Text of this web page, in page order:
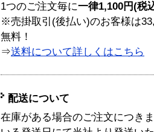
1つのご注文毎に一律1,100円(税
※売掛取引(後払い)のお客様は
無料！
⇒送料について詳しくはこちら
配送について
在庫がある場合のご注文につき